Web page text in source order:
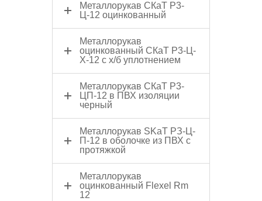
Металлорукав СКаТ Р3-
Ц-12 оцинкованный
Металлорукав
оцинкованный СКаТ Р3-Ц-
Х-12 c х/б уплотнением
Металлорукав СКаТ Р3-
ЦП-12 в ПВХ изоляции
черный
Металлорукав SKaT РЗ-Ц-
П-12 в оболочке из ПВХ с
протяжкой
Металлорукав
оцинкованный Flexel Rm
12